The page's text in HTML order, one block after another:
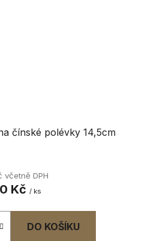
čínské polévky 14,5cm
včetně DPH
Kč / ks
DO KOŠÍKU